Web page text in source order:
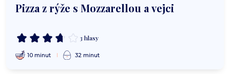
Pizza z rýže s Mozzarellou a vejci
3 hlasy
10 minut 32 minut